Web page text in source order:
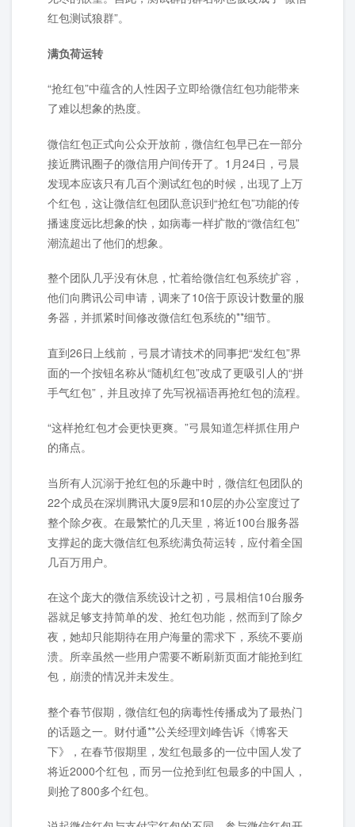
红包测试狼群”。
满负荷运转
“抢红包”中蕴含的人性因子立即给微信红包功能带来
了难以想象的热度。
微信红包正式向公众开放前，微信红包早已在一部分
接近腾讯圈子的微信用户间传开了。1月24日，弓晨
发现本应该只有几百个测试红包的时候，出现了上万
个红包，这让微信红包团队意识到“抢红包”功能的传
播速度远比想象的快，如病毒一样扩散的“微信红包”
潮流超出了他们的想象。
整个团队几乎没有休息，忙着给微信红包系统扩容，
他们向腾讯公司申请，调来了10倍于原设计数量的服
务器，并抓紧时间修改微信红包系统的**细节。
直到26日上线前，弓晨才请技术的同事把“发红包”界
面的一个按钮名称从“随机红包”改成了更吸引人的“拼
手气红包”，并且改掉了先写祝福语再抢红包的流程。
“这样抢红包才会更快更爽。”弓晨知道怎样抓住用户
的痛点。
当所有人沉溺于抢红包的乐趣中时，微信红包团队的
22个成员在深圳腾讯大厦9层和10层的办公室度过了
整个除夕夜。在最繁忙的几天里，将近100台服务器
支撑起的庞大微信红包系统满负荷运转，应付着全国
几百万用户。
在这个庞大的微信系统设计之初，弓晨相信10台服务
器就足够支持简单的发、抢红包功能，然而到了除夕
夜，她却只能期待在用户海量的需求下，系统不要崩
溃。所幸虽然一些用户需要不断刷新页面才能抢到红
包，崩溃的情况并未发生。
整个春节假期，微信红包的病毒性传播成为了最热门
的话题之一。财付通**公关经理刘峰告诉《博客天
下》，在春节假期里，发红包最多的一位中国人发了
将近2000个红包，而另一位抢到红包最多的中国人，
则抢了800多个红包。